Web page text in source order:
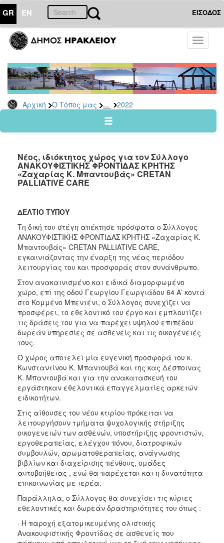
GR EN ΕΙΣΟΔΟΣ
Toggle
Αρχική Ο Τόπος μας ... 2022
ΤΟΠΟΣ
ΜΑΣ
Ανακοινώσεις
Αρχείο
2026
2024
2022
2021
2019
2018
2017
2016
2015
2012
2011
ΔΗΜΟΣ
ΠΟΛΙΤΙΣΜΟΣ
ΑΝΘΕΚΤΙΚΗ
ΠΟΛΗ
Νέος, ιδιόκτητος χώρος για τον Σύλλογο
ΑΝΑΚΟΥΦΙΣΤΙΚΗΣ ΦΡΟΝΤΙΔΑΣ ΚΡΗΤΗΣ
«Ζαχαρίας Κ. Μπαντουβάς» CRETAN
PALLIATIVE CARE
ΔΕΛΤΙΟ ΤΥΠΟΥ
Τη δική του στέγη απέκτησε πρόσφατα ο Σύλλογος
ΑΝΑΚΟΥΦΙΣΤΙΚΗΣ ΦΡΟΝΤΙΔΑΣ ΚΡΗΤΗΣ «Ζαχαρίας Κ.
Μπαντουβάς» CRETAN PALLIATIVE CARE,
εγκαινιάζοντας την έναρξη της νέας περιόδου
λειτουργίας του και προσφοράς στον συνάνθρωπο.
Στον ανακαινισμένο και ειδικά διαμορφωμένο
χώρο, επί της οδού Γεωργίου Γεωργιάδου 64 Α’ κοντά
στο Κομμένο Μπεντένι, ο Σύλλογος συνεχίζει να
προσφέρει, το εθελοντικό του έργο και εμπλουτίζει
τις δράσεις του για να παρέχει υψηλού επιπέδου
δωρεάν υπηρεσίες σε ασθενείς και τις οικογένειές
τους.
Ο χώρος αποτελεί μία ευγενική προσφορά του κ.
Κωνσταντίνου Κ. Μπαντουβά και της κας Δέσποινας
Κ. Μπαντουβά και για την ανακατασκευή του
εργάστηκαν εθελοντικά επαγγελματίες αρκετών
ειδικοτήτων.
Στις αίθουσες του νέου κτιρίου πρόκειται να
λειτουργήσουν τμήματα ψυχολογικής στήριξης
οικογενειών των ασθενών, υποστήριξης φροντιστών,
εργοθεραπείας, ελέγχου πόνου, διατροφικών
συμβουλών, αρωματοθεραπείας, ανάγνωσης
βιβλίων και διαχείρισης πένθους, ομάδες
αυτοβοήθειας , ενώ θα παρέχεται και η δυνατότητα
επικοινωνίας με ιερέα.
Παράλληλα, ο Σύλλογος θα συνεχίσει τις κύριες
εθελοντικές και δωρεάν δραστηριότητες του όπως :
· Η παροχή εξατομικευμένης ολιστικής
Ανακουφιστικής Φροντίδας σε ασθενείς που